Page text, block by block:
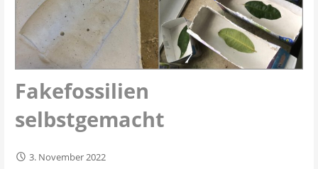
Fakefossilien
selbstgemacht
3. November 2022